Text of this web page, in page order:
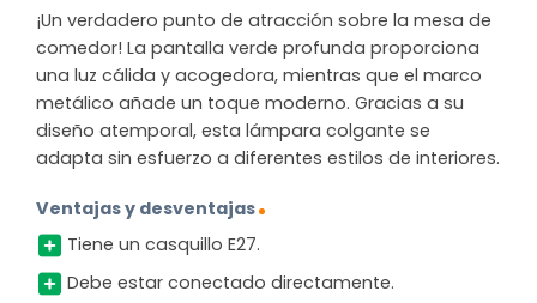
¡Un verdadero punto de atracción sobre la mesa de
comedor! La pantalla verde profunda proporciona
una luz cálida y acogedora, mientras que el marco
metálico añade un toque moderno. Gracias a su
diseño atemporal, esta lámpara colgante se
adapta sin esfuerzo a diferentes estilos de interiores.
Ventajas y desventajas
Tiene un casquillo E27.
Debe estar conectado directamente.